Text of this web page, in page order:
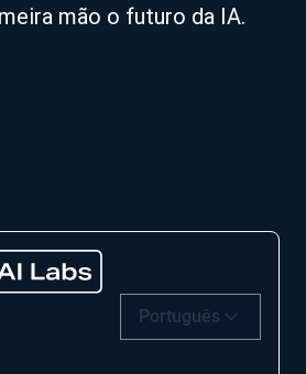
mão o futuro da IA.
Português